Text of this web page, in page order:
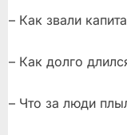
– Как звали
– Как долго
– Что за люди